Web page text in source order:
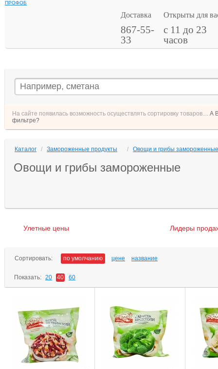
ПРОФОБ
Доставка
867-55-
33
Открыты для
с 11 до 23
часов
На сайте появилась возможность осуществлять сортировку товаров.... А
фильтре?
Каталог / Замороженные продукты / Овощи и грибы замороженные
Овощи и грибы замороженные
Улетные цены Лидеры
Сортировать: по умолчанию цене название
Показать: 20 40 60